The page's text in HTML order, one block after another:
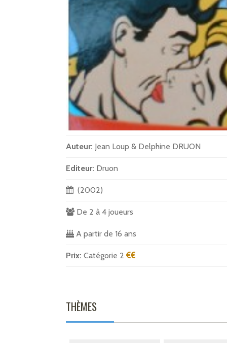
Auteur: Jean Loup & Delphine DRUON
Editeur: Druon
(2002)
De 2 à 4 joueurs
A partir de 16 ans
Prix: Catégorie 2
THÈMES